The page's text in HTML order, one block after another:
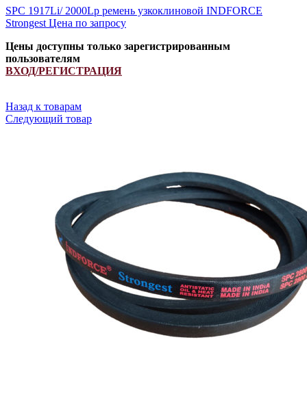
SPC 1917Li/ 2000Lp ремень узкоклиновой INDFORCE
Strongest Цена по запросу
Цены доступны только зарегистрированным
пользователям
ВХОД/РЕГИСТРАЦИЯ
Назад к товарам
Следующий товар